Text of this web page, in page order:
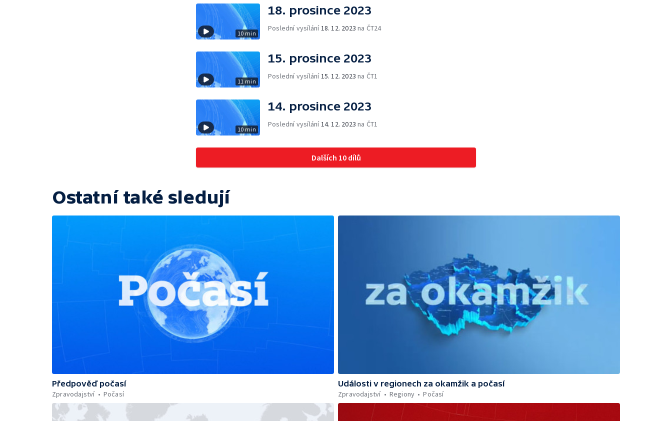
10 min
18. prosince 2023
Poslední vysílání 18. 12. 2023 na ČT24
11 min
15. prosince 2023
Poslední vysílání 15. 12. 2023 na ČT1
10 min
14. prosince 2023
Poslední vysílání 14. 12. 2023 na ČT1
Dalších 10 dílů
Ostatní také sledují
Předpověď počasí
Zpravodajství
Počasí
Události v regionech za okamžik a počasí
Zpravodajství
Regiony Počasí